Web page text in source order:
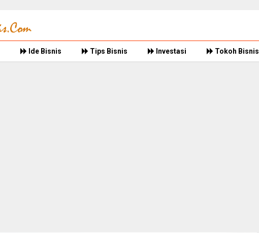
Ide Bisnis Tips Bisnis Investasi Tokoh Bisnis